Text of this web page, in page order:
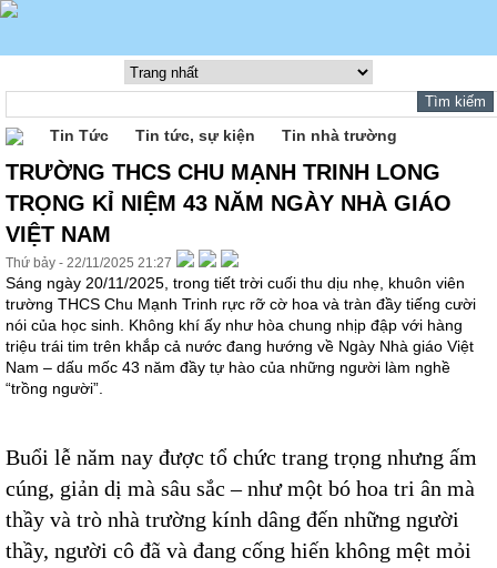
Tin Tức Tin tức, sự kiện Tin nhà trường
TRƯỜNG THCS CHU MẠNH TRINH LONG
TRỌNG KỈ NIỆM 43 NĂM NGÀY NHÀ GIÁO
VIỆT NAM
Thứ bảy - 22/11/2025 21:27
Sáng ngày 20/11/2025, trong tiết trời cuối thu dịu nhẹ, khuôn viên
trường THCS Chu Mạnh Trinh rực rỡ cờ hoa và tràn đầy tiếng cười
nói của học sinh. Không khí ấy như hòa chung nhịp đập với hàng
triệu trái tim trên khắp cả nước đang hướng về Ngày Nhà giáo Việt
Nam – dấu mốc 43 năm đầy tự hào của những người làm nghề
“trồng người”.
Buổi lễ năm nay được tổ chức trang trọng nhưng ấm
cúng, giản dị mà sâu sắc – như một bó hoa tri ân mà
thầy và trò nhà trường kính dâng đến những người
thầy, người cô đã và đang cống hiến không mệt mỏi